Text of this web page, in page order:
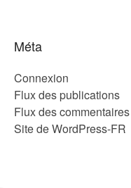
Méta
Connexion
Flux des publications
Flux des commentaires
Site de WordPress-FR